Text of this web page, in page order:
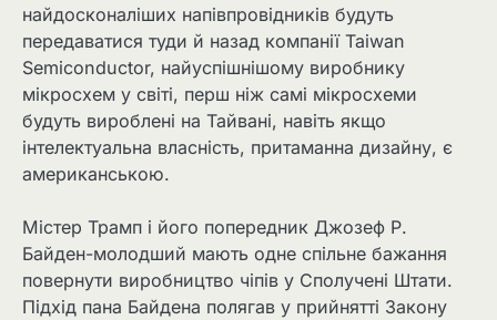
найдосконаліших напівпровідників будуть
передаватися туди й назад компанії Taiwan
Semiconductor, найуспішнішому виробнику
мікросхем у світі, перш ніж самі мікросхеми
будуть вироблені на Тайвані, навіть якщо
інтелектуальна власність, притаманна дизайну, є
американською.
Містер Трамп і його попередник Джозеф Р.
Байден-молодший мають одне спільне бажання
повернути виробництво чіпів у Сполучені Штати.
Підхід пана Байдена полягав у прийнятті Закону